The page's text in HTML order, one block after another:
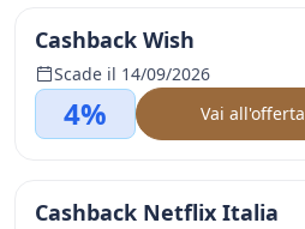
Cashback Wish
Scade il 14/09/2026
4% Vai all'offerta
Cashback Netflix Italia